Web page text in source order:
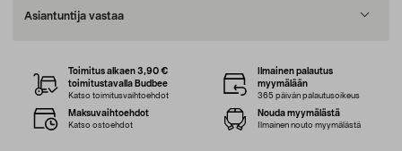
Asiantuntija vastaa
Toimitus alkaen 3,90 €
toimitustavalla Budbee
Katso toimitusvaihtoehdot
Ilmainen palautus
myymälään
365 päivän palautusoikeus
Maksuvaihtoehdot
Katso ostoehdot
Nouda myymälästä
Ilmainen nouto myymälästä